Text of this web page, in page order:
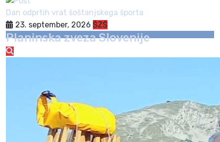
Dan odprtih vrat šoštanjskega športa
23. september, 2026 ŠZŠ
Planinska zveza Slovenije